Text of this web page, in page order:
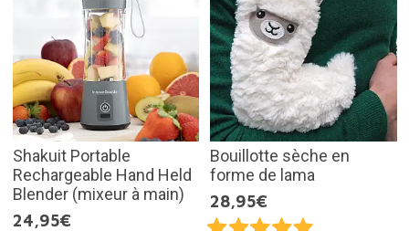
Shakuit Portable
Rechargeable Hand Held
Blender (mixeur à main)
24,95€
Bouillotte sèche en
forme de lama
28,95€